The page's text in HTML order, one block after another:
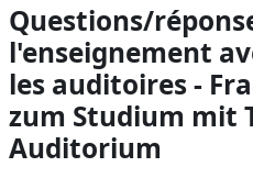
Questions/
l'enseignement
les auditoires -
zum Studium mit
Auditorium